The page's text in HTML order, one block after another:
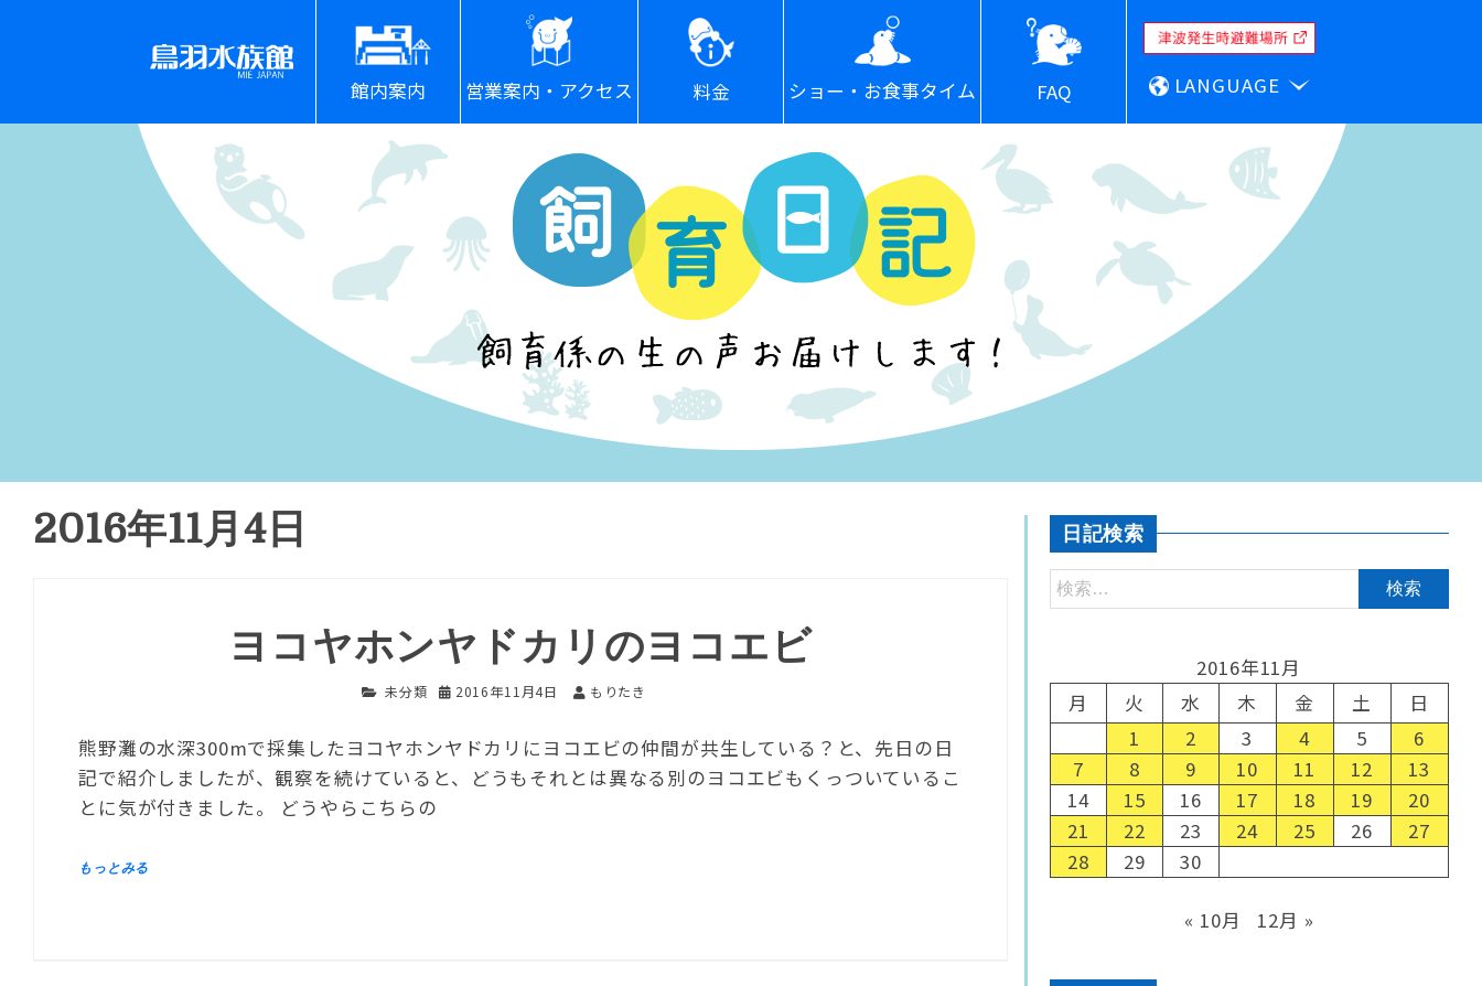
館内案内 営業案内・アクセス 料金 ショー・お食事タイム FAQ LANGUAGE
2016年11月4日
ヨコヤホンヤドカリのヨコエビ
未分類 2016年11月4日 もりたき
熊野灘の水深300mで採集したヨコヤホンヤドカリにヨコエビの仲間が共生している？と、先日の日
記で紹介しましたが、観察を続けていると、どうもそれとは異なる別のヨコエビもくっついているこ
とに気が付きました。 どうやらこちらの
日記検索
2016年11月
月
火 水 木 金 土
日
1
2 3 4 5
6
7
8 9 10 11 12
13
14
15 16 17 18 19
20
21
22 23 24 25 26
27
28
29 30
« 10月 12月 »